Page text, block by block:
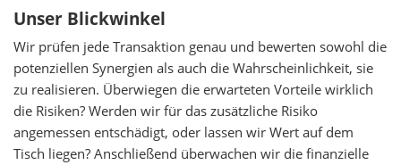
Unser Blickwinkel
Wir prüfen jede Transaktion genau und bewerten sowohl die
potenziellen Synergien als auch die Wahrscheinlichkeit, sie
zu realisieren. Überwiegen die erwarteten Vorteile wirklich
die Risiken? Werden wir für das zusätzliche Risiko
angemessen entschädigt, oder lassen wir Wert auf dem
Tisch liegen? Anschließend überwachen wir die finanzielle